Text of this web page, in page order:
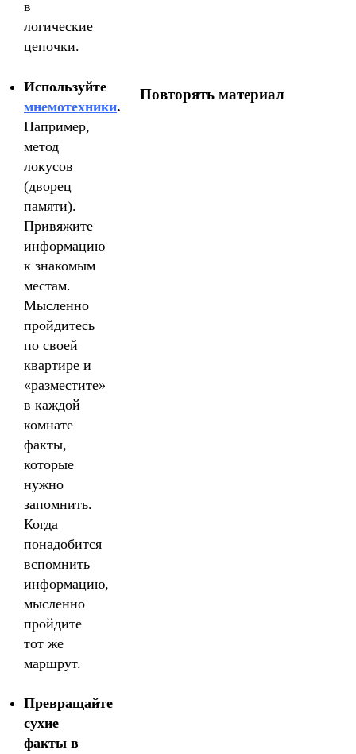
в
логические
цепочки.
Используйте
мнемотехники.
Например,
метод
локусов
(дворец
памяти).
Привяжите
информацию
к знакомым
местам.
Мысленно
пройдитесь
по своей
квартире и
«разместите»
в каждой
комнате
факты,
которые
нужно
запомнить.
Когда
понадобится
вспомнить
информацию,
мысленно
пройдите
тот же
маршрут.
Превращайте
сухие
факты в
Повторять материал